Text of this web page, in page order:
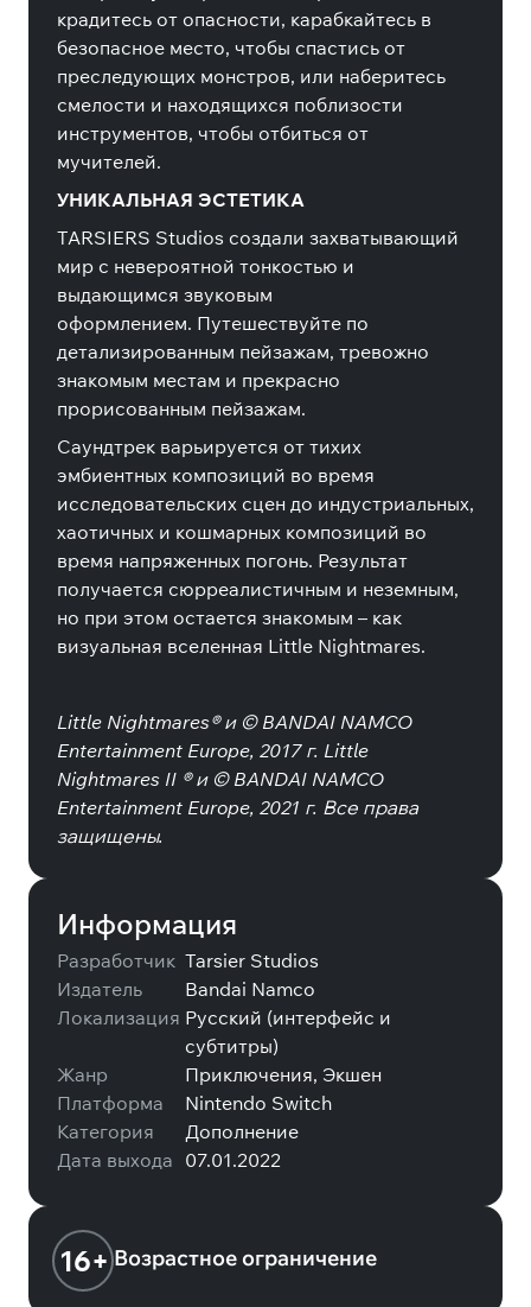
крадитесь от опасности, карабкайтесь в
безопасное место, чтобы спастись от
преследующих монстров, или наберитесь
смелости и находящихся поблизости
инструментов, чтобы отбиться от
мучителей.
УНИКАЛЬНАЯ ЭСТЕТИКА
TARSIERS Studios создали захватывающий
мир с невероятной тонкостью и
выдающимся звуковым
оформлением. Путешествуйте по
детализированным пейзажам, тревожно
знакомым местам и прекрасно
прорисованным пейзажам.
Саундтрек варьируется от тихих
эмбиентных композиций во время
исследовательских сцен до индустриальных,
хаотичных и кошмарных композиций во
время напряженных погонь. Результат
получается сюрреалистичным и неземным,
но при этом остается знакомым – как
визуальная вселенная Little Nightmares.
Little Nightmares® и © BANDAI NAMCO
Entertainment Europe, 2017 г. Little
Nightmares II ® и © BANDAI NAMCO
Entertainment Europe, 2021 г. Все права
защищены.
Информация
Разработчик Tarsier Studios
Издатель
Bandai Namco
Локализация Русский (интерфейс и
субтитры)
Жанр
Приключения, Экшен
Платформа
Nintendo Switch
Категория
Дополнение
Дата выхода 07.01.2022
16+ Возрастное ограничение